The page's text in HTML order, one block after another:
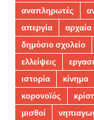
αναπληρωτές
απεργία
δημόσιο σχολείο
ελλείψεις
ιστορία
κίνημα
κορονοϊός
μισθοί